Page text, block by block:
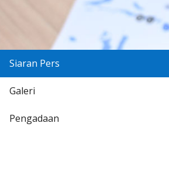
Siaran Pers
Galeri
Pengadaan